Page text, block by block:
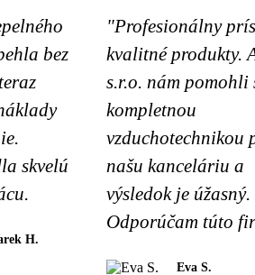
bez
skvelú
H.
"Profesionálny
kvalitné produkty.
s.r.o. nám pomohli
kompletnou
vzduchotechnikou
našu kanceláriu a
výsledok je úžasný.
Odporúčam túto
Eva S.